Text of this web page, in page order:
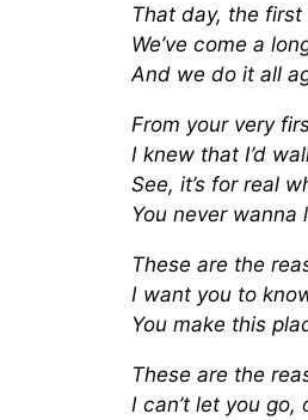
That day, the
We’ve come a
And we do it all
From your very
I knew that I’d
See, it’s for real
You never wanna
These are the
I want you to
You make this
These are the
I can’t let you go,